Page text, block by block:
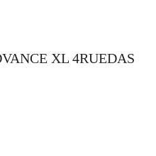
XL 4RUEDAS